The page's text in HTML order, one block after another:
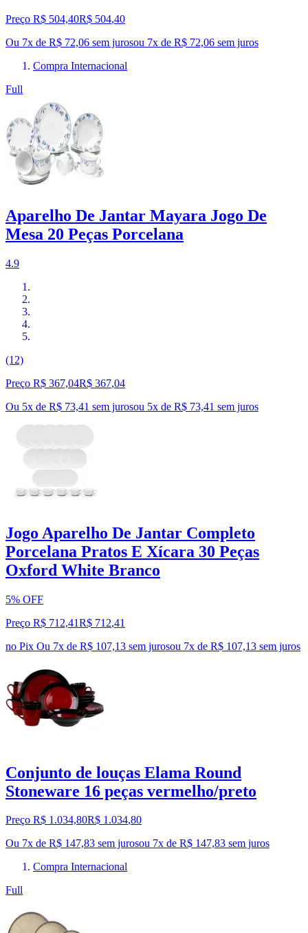
Preço R$ 504,40R$ 504,40
Ou 7x de R$ 72,06 sem jurosou 7x de R$ 72,06 sem juros
Compra Internacional
Full
Aparelho De Jantar Mayara Jogo De
Mesa 20 Peças Porcelana
4.9
(12)
Preço R$ 367,04R$ 367,04
Ou 5x de R$ 73,41 sem jurosou 5x de R$ 73,41 sem juros
Jogo Aparelho De Jantar Completo
Porcelana Pratos E Xícara 30 Peças
Oxford White Branco
5% OFF
Preço R$ 712,41R$ 712,41
no Pix Ou 7x de R$ 107,13 sem jurosou 7x de R$ 107,13 sem juros
Conjunto de louças Elama Round
Stoneware 16 peças vermelho/preto
Preço R$ 1.034,80R$ 1.034,80
Ou 7x de R$ 147,83 sem jurosou 7x de R$ 147,83 sem juros
Compra Internacional
Full